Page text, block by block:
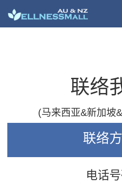
联络
(马来西亚&新加坡
联络
电话